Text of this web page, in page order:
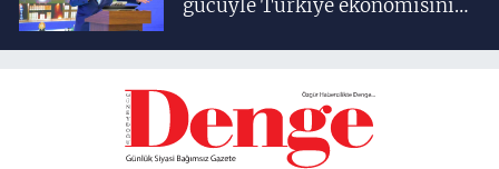
gücüyle Türkiye ekonomisinin
birisidir'